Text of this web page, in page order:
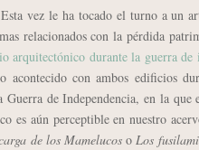
vez le ha tocado el turno a un
relacionados con la pérdida
arquitectónico durante la guerra
acontecido con ambos edificios
de Independencia, en la
es aún perceptible en nuestro
de los Mamelucos o Los